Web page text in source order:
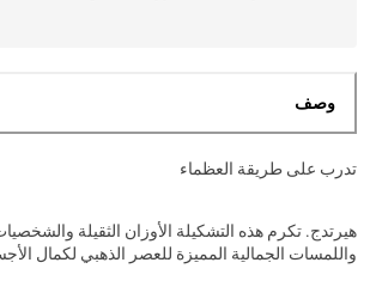
وصف
تدرب على طريقة العظماء
هيرتدج. تكرم هذه التشكيلة الأوزان الثقيلة
واللمسات الجمالية المميزة للعصر الذهبي لكمال